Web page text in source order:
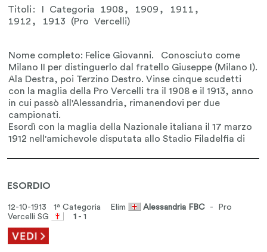
Titoli: I Categoria 1908, 1909, 1911,
1912, 1913 (Pro Vercelli)
ESORDIO
12-10-1913 1ª Categoria Elim Alessandria FBC - Pro
Vercelli SG
1 - 1